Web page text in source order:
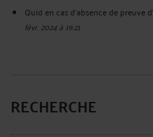
Quid en cas d'absence de preuve
févr. 2024 à 19:21
RECHERCHE